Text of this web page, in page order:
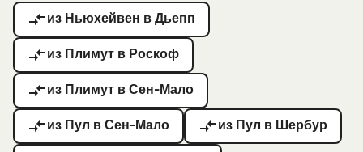
из Ньюхейвен в Дьепп
из Плимут в Роскоф
из Плимут в Сен-Мало
из Пул в Сен-Мало из Пул в Шербур